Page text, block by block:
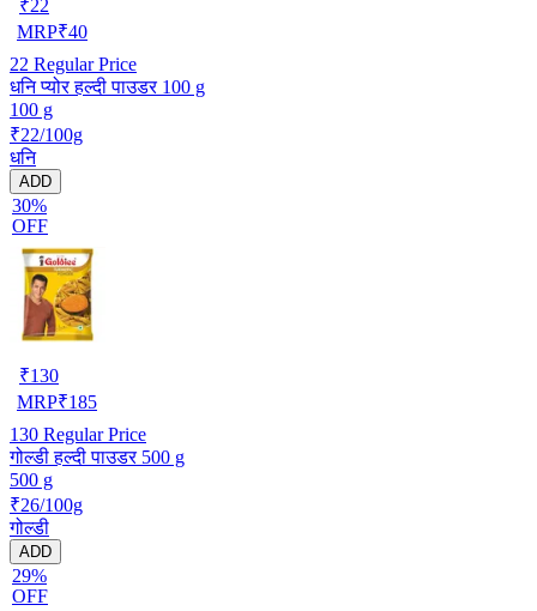
₹22
MRP₹40
22 Regular Price
धनि प्योर हल्दी पाउडर 100 g
100 g
₹22/100g
धनि
ADD
30%
OFF
₹130
MRP₹185
130 Regular Price
गोल्डी हल्दी पाउडर 500 g
500 g
₹26/100g
गोल्डी
ADD
29%
OFF